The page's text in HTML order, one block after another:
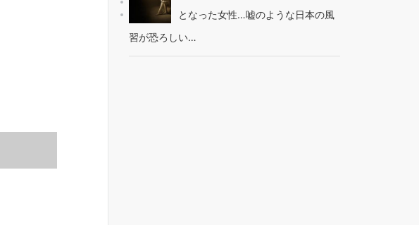
となった女性…嘘のような日本の風
習が恐ろしい…